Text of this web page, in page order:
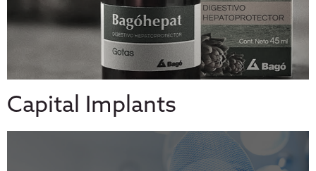
Capital Implants